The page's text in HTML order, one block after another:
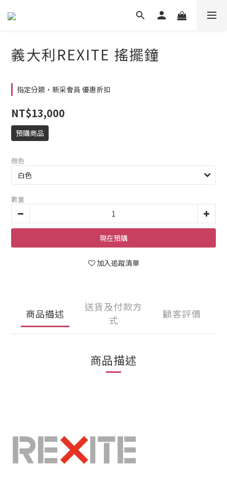
義大利REXITE 搖擺鐘
指定分類，新采會員 優惠折扣
NT$13,000
預購商品
顏色
數量
現在預購
加入追蹤清單
商品描述
送貨及付款方
式
顧客評價
商品描述